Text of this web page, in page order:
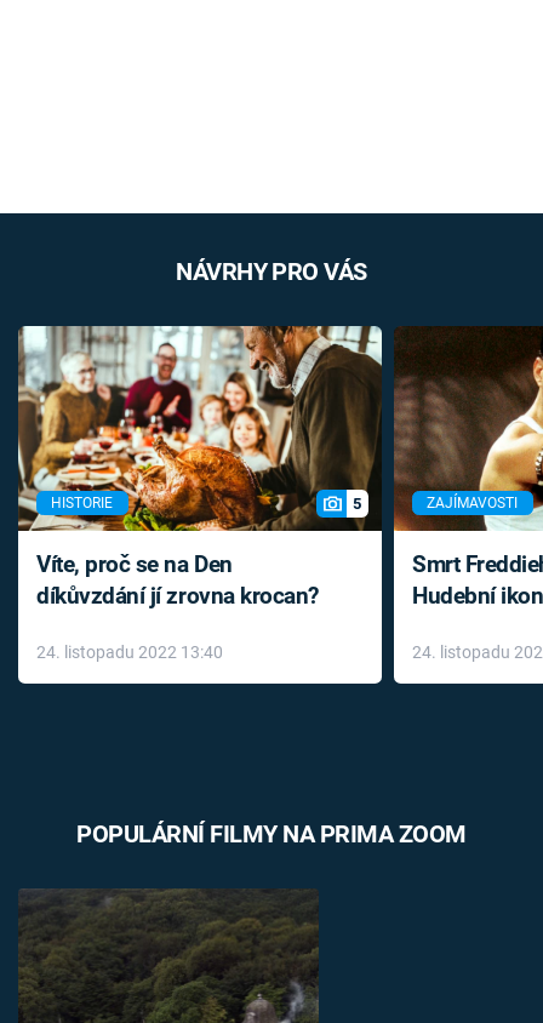
NÁVRHY PRO VÁS
HISTORIE 5
Víte, proč se na Den
díkůvzdání jí zrovna krocan?
24. listopadu 2022 13:40
ZAJÍMAVOSTI
Smrt
Hudební
léky
24. listopadu
POPULÁRNÍ FILMY NA PRIMA ZOOM